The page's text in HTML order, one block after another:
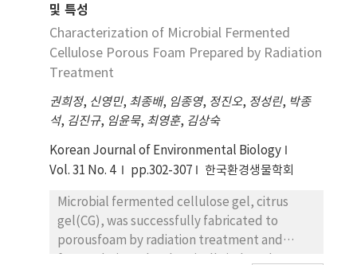
oxidativestress in HepG2 cells. [6]-Gingerol
pretreatment attenuated radiation-induced
cell cytotoxicitycaused by 5Gy(half lethal
dose, LD50of HepG2 cells). The
dismutase(SOD) and catalase(CAT) activity
were also performed. The results showed
that [6]-gingerol pre-treatment reduced
exposure of IR, indicating that [6]-gin-gerol
protected oxidative stress by regulating
cellular antioxidant enzyme(SOD and CAT)
activity.These findings suggest that [6]-
gingerol acts as a radioprotector by
및 특성
Characterization of Microbial Fermented
Cellulose Porous Foam Prepared by Radiation
Treatment
권희정, 신영민, 최종배, 임종영, 정진오, 정성린, 박종
석, 김진규, 임윤묵, 최영훈, 김상숙
Korean Journal of Environmental Biology
Vol. 31 No. 4
pp.302-307 한국환경생물학회
Microbial fermented cellulose gel, citrus
gel(CG), was successfully fabricated to
porousfoam by radiation treatment and